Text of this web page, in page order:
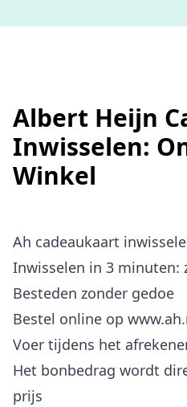
Albert Heijn
Inwisselen:
Winkel
Ah cadeaukaart
Inwisselen in 3 minuten:
Besteden zonder gedoe
Bestel online op
Voer tijdens het
Het bonbedrag wordt
prijs